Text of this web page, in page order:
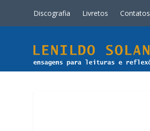
Discografia Livretos Contatos